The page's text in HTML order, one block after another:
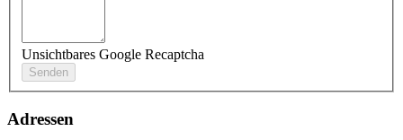
Unsichtbares Google Recaptcha
Adressen